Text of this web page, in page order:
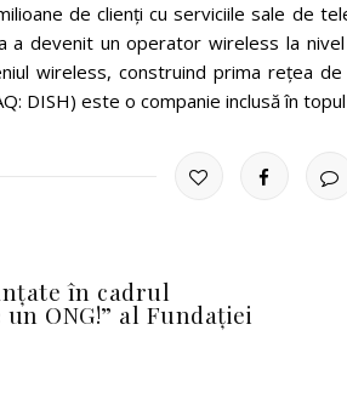
de clienți cu serviciile sale de
a devenit un operator wireless la
wireless, construind prima rețea
DISH) este o companie inclusă în
în cadrul
ONG!” al Fundației